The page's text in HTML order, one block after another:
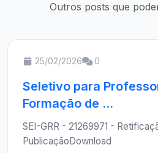
Outros posts que
25/02/2026 0
Seletivo para
Formação de ...
SEI-GRR - 21269971 -
PublicaçãoDownload